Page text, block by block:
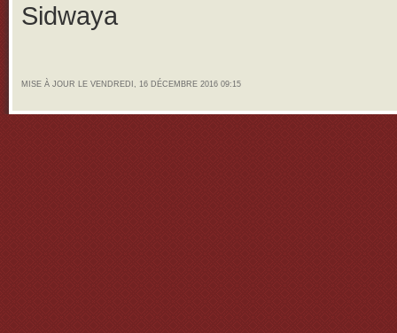
Sidwaya
MISE À JOUR LE VENDREDI, 16 DÉCEMBRE 2016 09:15